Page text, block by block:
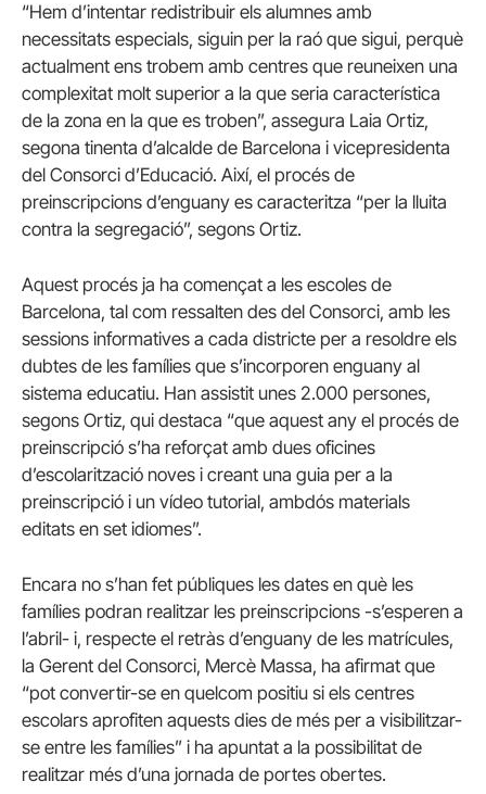
“Hem d’intentar redistribuir els alumnes amb
necessitats especials, siguin per la raó que sigui, perquè
actualment ens trobem amb centres que reuneixen una
complexitat molt superior a la que seria característica
de la zona en la que es troben”, assegura Laia Ortiz,
segona tinenta d’alcalde de Barcelona i vicepresidenta
del Consorci d’Educació. Així, el procés de
preinscripcions d’enguany es caracteritza “per la lluita
contra la segregació”, segons Ortiz.
Aquest procés ja ha començat a les escoles de
Barcelona, tal com ressalten des del Consorci, amb les
sessions informatives a cada districte per a resoldre els
dubtes de les famílies que s’incorporen enguany al
sistema educatiu. Han assistit unes 2.000 persones,
segons Ortiz, qui destaca “que aquest any el procés de
preinscripció s’ha reforçat amb dues oficines
d’escolarització noves i creant una guia per a la
preinscripció i un vídeo tutorial, ambdós materials
editats en set idiomes”.
Encara no s’han fet públiques les dates en què les
famílies podran realitzar les preinscripcions -s’esperen a
l’abril- i, respecte el retràs d’enguany de les matrícules,
la Gerent del Consorci, Mercè Massa, ha afirmat que
“pot convertir-se en quelcom positiu si els centres
escolars aprofiten aquests dies de més per a visibilitzar-
se entre les famílies” i ha apuntat a la possibilitat de
realitzar més d’una jornada de portes obertes.